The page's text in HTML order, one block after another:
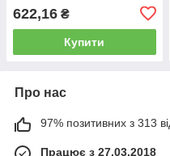
622,16 ₴
Купити
Про нас
97% позитивних з 313
Працює з 27.03.2018